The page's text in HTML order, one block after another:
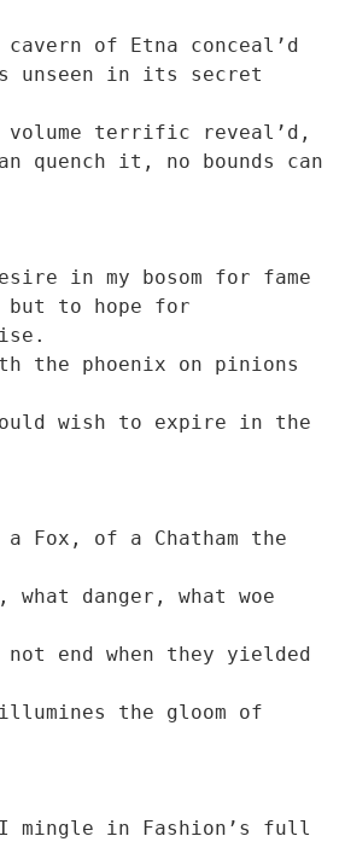
of Etna conceal’d
terrific reveal’d,
in my bosom for fame
the phoenix on pinions
Fox, of a Chatham the
end when they yielded
mingle in Fashion’s full